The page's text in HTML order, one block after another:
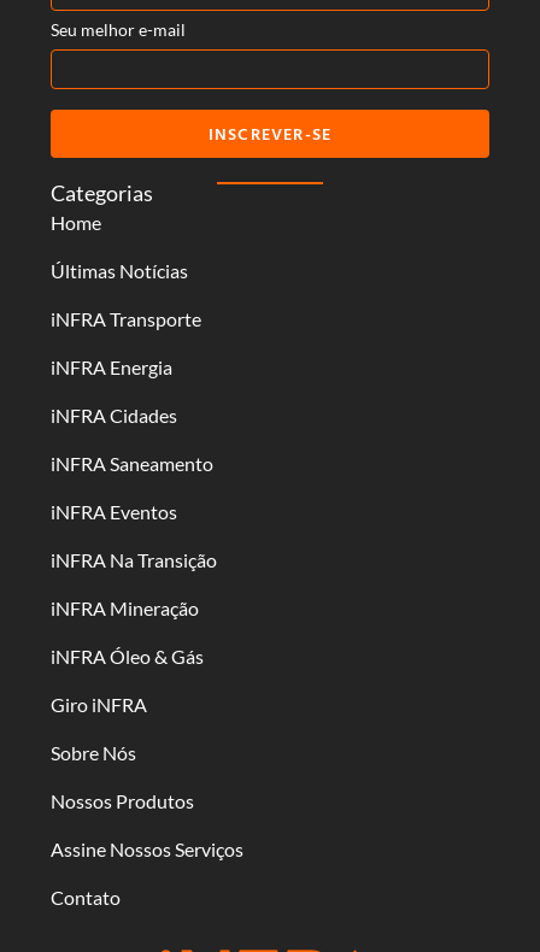
Categorias
Home
Últimas Notícias
iNFRA Transporte
iNFRA Energia
iNFRA Cidades
iNFRA Saneamento
iNFRA Eventos
iNFRA Na Transição
iNFRA Mineração
iNFRA Óleo & Gás
Giro iNFRA
Sobre Nós
Nossos Produtos
Assine Nossos Serviços
Contato
Seu melhor e-mail
INSCREVER-SE